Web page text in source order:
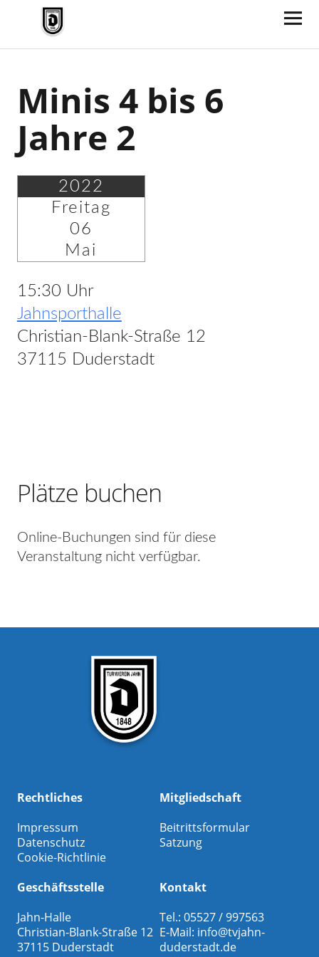
TV Jahn Duderstadt
Minis 4 bis 6
Jahre 2
2022
Freitag
06
Mai
15:30 Uhr
Jahnsporthalle
Christian-Blank-Straße 12
37115 Duderstadt
Plätze buchen
Online-Buchungen sind für diese
Veranstaltung nicht verfügbar.
Rechtliches
Impressum
Datenschutz
Cookie-Richtlinie
Mitgliedschaft
Beitrittsformular
Satzung
Geschäftsstelle
Jahn-Halle
Christian-Blank-Straße 12
37115 Duderstadt
Kontakt
Tel.: 05527 / 997563
E-Mail: info@tvjahn-
duderstadt.de